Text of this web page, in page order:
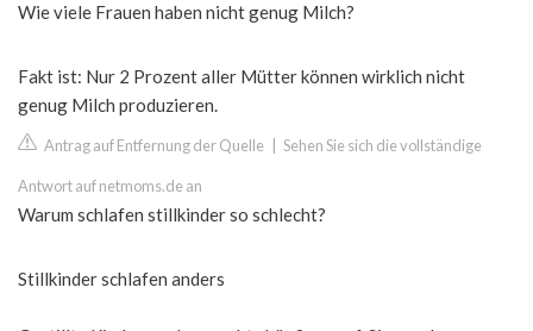
Wie viele Frauen haben nicht genug Milch?
Fakt ist: Nur 2 Prozent aller Mütter können wirklich nicht
genug Milch produzieren.
Antrag auf Entfernung der Quelle Sehen Sie sich die vollständige
Antwort auf netmoms.de an
Warum schlafen stillkinder so schlecht?
Stillkinder schlafen anders